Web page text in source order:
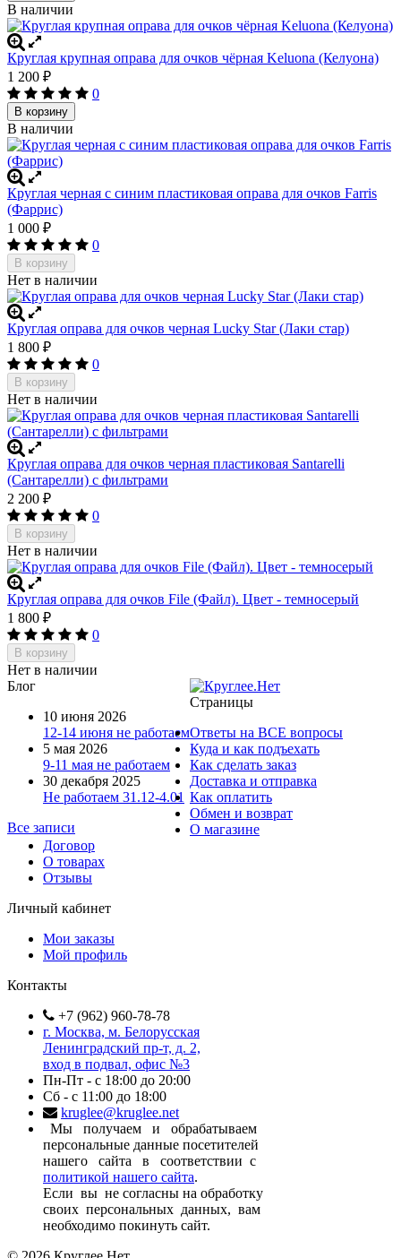
В наличии
Круглая крупная оправа для очков чёрная Keluona (Келуона)
1 200 ₽
0
В корзину
В наличии
Круглая черная с синим пластиковая оправа для очков Farris
(Фаррис)
1 000 ₽
0
В корзину
Нет в наличии
Круглая оправа для очков черная Lucky Star (Лаки стар)
1 800 ₽
0
В корзину
Нет в наличии
Круглая оправа для очков черная пластиковая Santarelli
(Сантарелли) с фильтрами
2 200 ₽
0
В корзину
Нет в наличии
Круглая оправа для очков File (Файл). Цвет - темносерый
1 800 ₽
0
В корзину
Нет в наличии
Блог
10 июня 2026
12-14 июня не работаем
5 мая 2026
9-11 мая не работаем
30 декабря 2025
Не работаем 31.12-4.01
Все записи
Страницы
Ответы на ВСЕ вопросы
Куда и как подъехать
Как сделать заказ
Доставка и отправка
Как оплатить
Обмен и возврат
О магазине
Договор
О товарах
Отзывы
Личный кабинет
Мои заказы
Мой профиль
Контакты
+7 (962) 960-78-78
г. Москва, м. Белорусская
Ленинградский пр-т, д. 2,
вход в подвал, офис №3
Пн-Пт - с 18:00 до 20:00
Сб - с 11:00 до 18:00
kruglee@kruglee.net
Мы получаем и обрабатываем
персональные данные посетителей
нашего сайта в соответствии с
политикой нашего сайта.
Если вы не согласны на обработку
своих персональных данных, вам
необходимо покинуть сайт.